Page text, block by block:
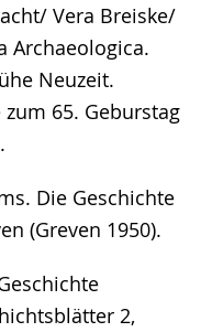
Vera Breiske/
Archaeologica.
Neuzeit.
65. Geburstag
Die Geschichte
(Greven 1950).
2,